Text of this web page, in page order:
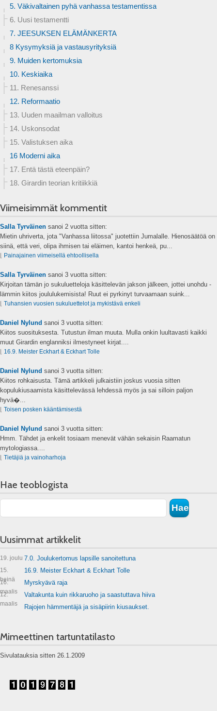
5. Väkivaltainen pyhä vanhassa testamentissa
6. Uusi testamentti
7. JEESUKSEN ELÄMÄNKERTA
8 Kysymyksiä ja vastausyrityksiä
9. Muiden kertomuksia
10. Keskiaika
11. Renesanssi
12. Reformaatio
13. Uuden maailman valloitus
14. Uskonsodat
15. Valistuksen aika
16 Moderni aika
17. Entä tästä eteenpäin?
18. Girardin teorian kritiikkiä
Viimeisimmät kommentit
Salla Tyrväinen sanoi 2 vuotta sitten:
Mietin uhriverta, jota "Vanhassa liitossa" juotettiin Jumalalle. Hienosäätöä on
siinä, että veri, olipa ihmisen tai eläimen, kantoi henkeä, pu...
Painajainen viimeisellä ehtoollisella
Salla Tyrväinen sanoi 3 vuotta sitten:
Kirjoitan tämän jo sukuluetteloja käsittelevän jakson jälkeen, jottei unohdu -
lämmin kiitos joululukemisista! Ruut ei pyrkinyt turvaamaan suink...
Tuhansien vuosien sukuluettelot ja mykistävä enkeli
Daniel Nylund sanoi 3 vuotta sitten:
Kiitos suosituksesta. Tutustun ilman muuta. Mulla onkin luultavasti kaikki
muut Girardin englanniksi ilmestyneet kirjat....
16.9. Meister Eckhart & Eckhart Tolle
Daniel Nylund sanoi 3 vuotta sitten:
Kiitos rohkaisusta. Tämä artikkeli julkaistiin joskus vuosia sitten
kopulukiusaamista käsittelevässä lehdessä myös ja sai silloin paljon
hyvä�...
Toisen posken kääntämisestä
Daniel Nylund sanoi 3 vuotta sitten:
Hmm. Tähdet ja enkelit tosiaam menevät vähän sekaisin Raamatun
mytologiassa....
Tietäjiä ja vainoharhoja
Hae teoblogista
Uusimmat artikkelit
19. joulu 7.0. Joulukertomus lapsille sanoitettuna
15.
heinä
16.9. Meister Eckhart & Eckhart Tolle
16.
maalis
Myrskyävä raja
12.
maalis
Valtakunta kuin rikkaruoho ja saastuttava hiiva
Rajojen hämmentäjä ja sisäpiirin kiusaukset.
Mimeettinen tartuntatilasto
Sivulatauksia sitten 26.1.2009